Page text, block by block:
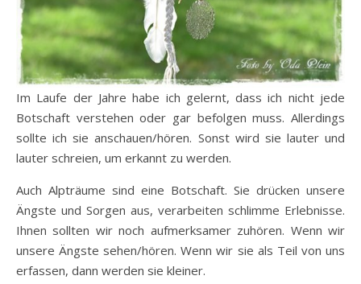
Im Laufe der Jahre habe ich gelernt, dass ich nicht jede
Botschaft verstehen oder gar befolgen muss. Allerdings
sollte ich sie anschauen/hören. Sonst wird sie lauter und
lauter schreien, um erkannt zu werden.
Auch Alpträume sind eine Botschaft. Sie drücken unsere
Ängste und Sorgen aus, verarbeiten schlimme Erlebnisse.
Ihnen sollten wir noch aufmerksamer zuhören. Wenn wir
unsere Ängste sehen/hören. Wenn wir sie als Teil von uns
erfassen, dann werden sie kleiner.